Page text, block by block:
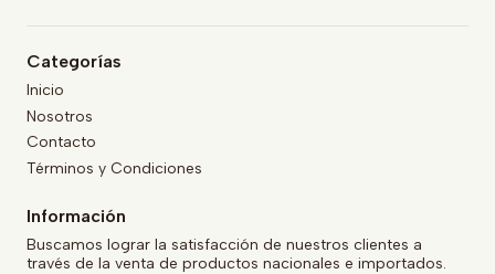
Categorías
Inicio
Nosotros
Contacto
Términos y Condiciones
Información
Buscamos lograr la satisfacción de nuestros clientes a
través de la venta de productos nacionales e importados.